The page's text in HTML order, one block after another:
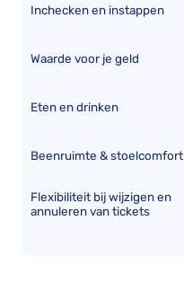
Inchecken en instappen
Waarde voor je geld
Eten en drinken
Beenruimte & stoelcomfort
Flexibiliteit bij wijzigen en
annuleren van tickets